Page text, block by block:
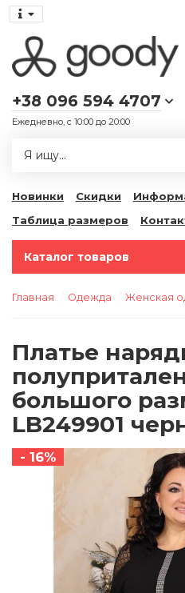
+38 096 594 4707
Ежедневно, с 10:00 до 20:00
Новинки Скидки
Таблица размеров
Каталог товаров
Главная Одежда Женская
Платье
большого
LB249901
- 16%